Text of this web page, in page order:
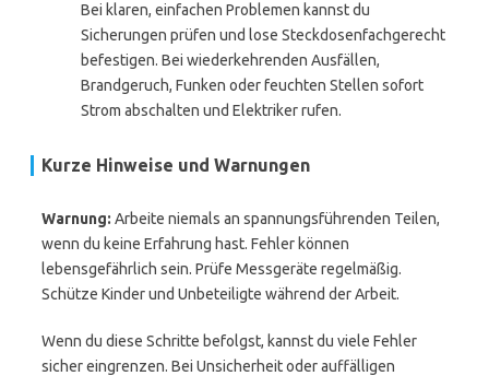
Bei klaren, einfachen Problemen kannst du
Sicherungen prüfen und lose Steckdosenfachgerecht
befestigen. Bei wiederkehrenden Ausfällen,
Brandgeruch, Funken oder feuchten Stellen sofort
Strom abschalten und Elektriker rufen.
Kurze Hinweise und Warnungen
Warnung: Arbeite niemals an spannungsführenden Teilen,
wenn du keine Erfahrung hast. Fehler können
lebensgefährlich sein. Prüfe Messgeräte regelmäßig.
Schütze Kinder und Unbeteiligte während der Arbeit.
Wenn du diese Schritte befolgst, kannst du viele Fehler
sicher eingrenzen. Bei Unsicherheit oder auffälligen